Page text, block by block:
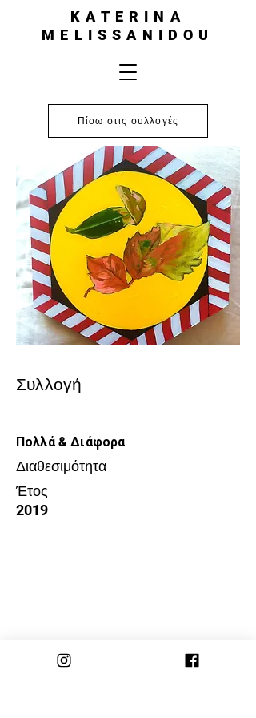
KATERINA
MELISSANIDOU
Πίσω στις συλλογές
Συλλογή
Πολλά & Διάφορα
Διαθεσιμότητα
Έτος
2019